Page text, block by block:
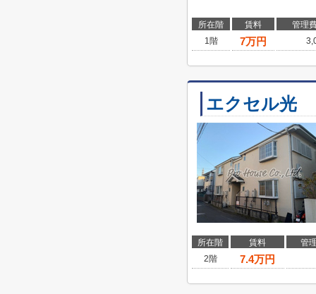
所在階 賃料
管理
1階
7万円
エクセル光
所在階 賃料
管
2階
7.4万円